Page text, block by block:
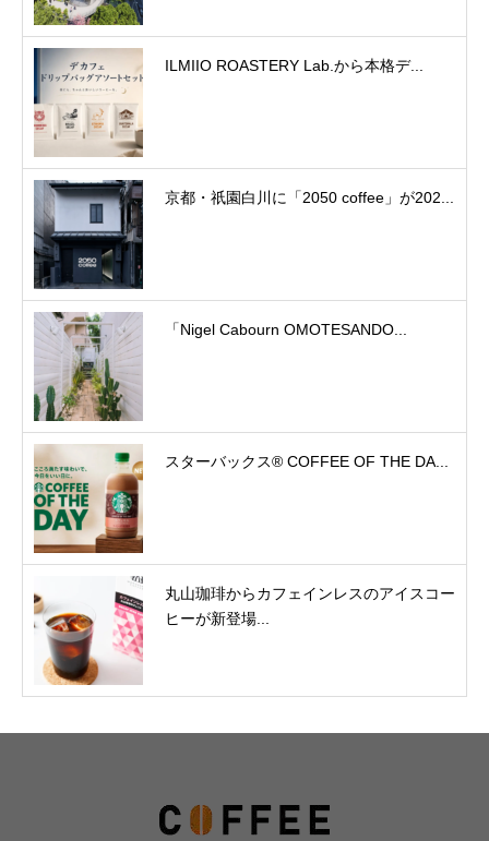
ILMIIO ROASTERY Lab.から本格デ...
京都・祇園白川に「2050 coffee」が202...
「Nigel Cabourn OMOTESANDO...
スターバックス® COFFEE OF THE DA...
丸山珈琲からカフェインレスのアイスコー
ヒーが新登場...